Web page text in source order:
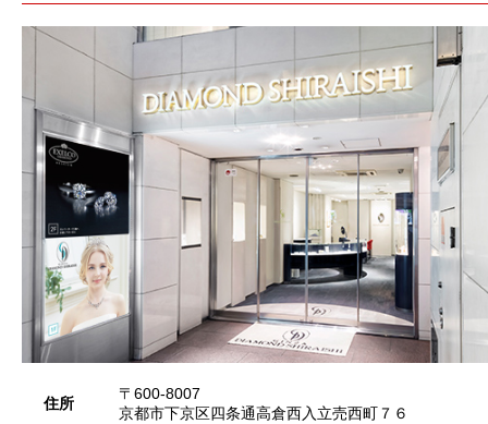
住所
〒600-8007
京都市下京区四条通高倉西入立売西町７６